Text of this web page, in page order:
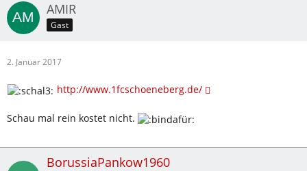
AMIR
Gast
2. Januar 2017
http://www.1fcschoeneberg.de/
Schau mal rein kostet nicht.
BorussiaPankow1960